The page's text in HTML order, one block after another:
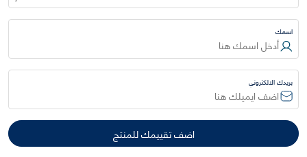
اسمك
بريدك الالكتروني